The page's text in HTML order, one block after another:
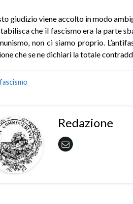
giudizio viene accolto in modo
che il fascismo era la parte
non ci siamo proprio.
che se ne dichiari la totale
Redazione